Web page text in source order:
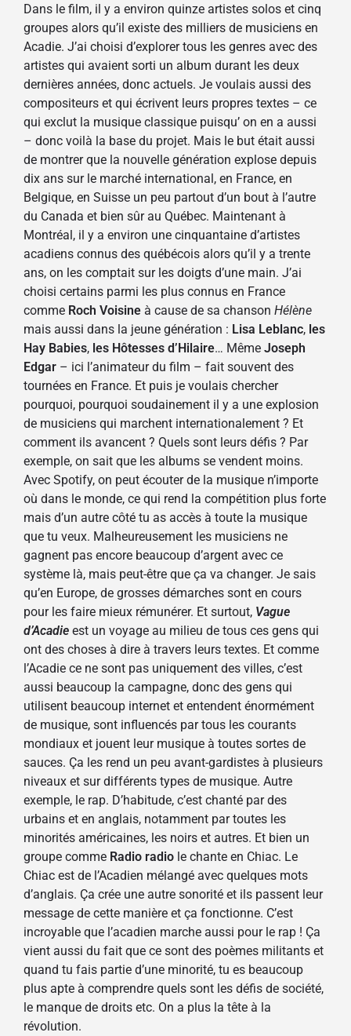
Dans le film, il y a environ quinze artistes solos et cinq
groupes alors qu’il existe des milliers de musiciens en
Acadie. J’ai choisi d’explorer tous les genres avec des
artistes qui avaient sorti un album durant les deux
dernières années, donc actuels. Je voulais aussi des
compositeurs et qui écrivent leurs propres textes – ce
qui exclut la musique classique puisqu’ on en a aussi
– donc voilà la base du projet. Mais le but était aussi
de montrer que la nouvelle génération explose depuis
dix ans sur le marché international, en France, en
Belgique, en Suisse un peu partout d’un bout à l’autre
du Canada et bien sûr au Québec. Maintenant à
Montréal, il y a environ une cinquantaine d’artistes
acadiens connus des québécois alors qu’il y a trente
ans, on les comptait sur les doigts d’une main. J’ai
choisi certains parmi les plus connus en France
comme Roch Voisine à cause de sa chanson Hélène
mais aussi dans la jeune génération : Lisa Leblanc, les
Hay Babies, les Hôtesses d’Hilaire… Même Joseph
Edgar – ici l’animateur du film – fait souvent des
tournées en France. Et puis je voulais chercher
pourquoi, pourquoi soudainement il y a une explosion
de musiciens qui marchent internationalement ? Et
comment ils avancent ? Quels sont leurs défis ? Par
exemple, on sait que les albums se vendent moins.
Avec Spotify, on peut écouter de la musique n’importe
où dans le monde, ce qui rend la compétition plus forte
mais d’un autre côté tu as accès à toute la musique
que tu veux. Malheureusement les musiciens ne
gagnent pas encore beaucoup d’argent avec ce
système là, mais peut-être que ça va changer. Je sais
qu’en Europe, de grosses démarches sont en cours
pour les faire mieux rémunérer. Et surtout, Vague
d’Acadie est un voyage au milieu de tous ces gens qui
ont des choses à dire à travers leurs textes. Et comme
l’Acadie ce ne sont pas uniquement des villes, c’est
aussi beaucoup la campagne, donc des gens qui
utilisent beaucoup internet et entendent énormément
de musique, sont influencés par tous les courants
mondiaux et jouent leur musique à toutes sortes de
sauces. Ça les rend un peu avant-gardistes à plusieurs
niveaux et sur différents types de musique. Autre
exemple, le rap. D’habitude, c’est chanté par des
urbains et en anglais, notamment par toutes les
minorités américaines, les noirs et autres. Et bien un
groupe comme Radio radio le chante en Chiac. Le
Chiac est de l’Acadien mélangé avec quelques mots
d’anglais. Ça crée une autre sonorité et ils passent leur
message de cette manière et ça fonctionne. C’est
incroyable que l’acadien marche aussi pour le rap ! Ça
vient aussi du fait que ce sont des poèmes militants et
quand tu fais partie d’une minorité, tu es beaucoup
plus apte à comprendre quels sont les défis de société,
le manque de droits etc. On a plus la tête à la
révolution.